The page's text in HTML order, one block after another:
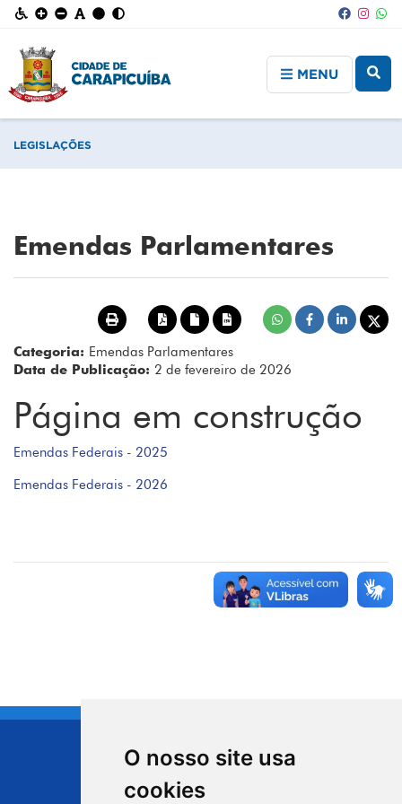
O nosso site usa
cookies
MENU
LEGISLAÇÕES
Emendas Parlamentares
Categoria: Emendas Parlamentares
Data de Publicação: 2 de fevereiro de 2026
Página em construção
Emendas Federais - 2025
Emendas Federais - 2026
CIDADE DE